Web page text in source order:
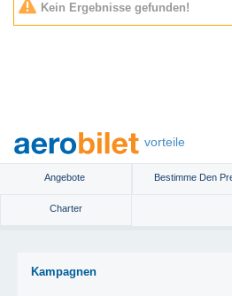
Kein Ergebnisse gefunden!
vorteile
Angebote Bestimme Den
Charter
Kampagnen